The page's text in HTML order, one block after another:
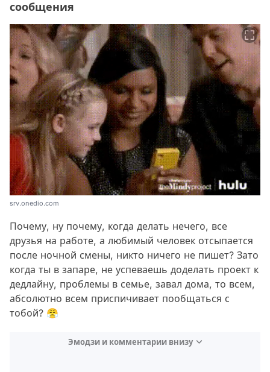
сообщения
srv.onedio.com
Почему, ну почему, когда делать нечего, все
друзья на работе, а любимый человек отсыпается
после ночной смены, никто ничего не пишет? Зато
когда ты в запаре, не успеваешь доделать проект к
дедлайну, проблемы в семье, завал дома, то всем,
абсолютно всем приспичивает пообщаться с
тобой? 😤
Эмодзи и комментарии внизу